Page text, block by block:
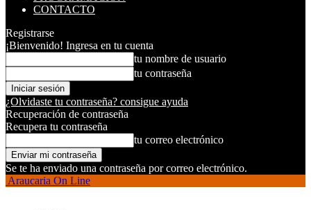
CONTACTO
Registrarse
¡Bienvenido! Ingresa en tu cuenta
tu nombre de usuario
tu contraseña
¿Olvidaste tu contraseña? consigue ayuda
Recuperación de contraseña
Recupera tu contraseña
tu correo electrónico
Se te ha enviado una contraseña por correo electrónico.
Araucaria On Line